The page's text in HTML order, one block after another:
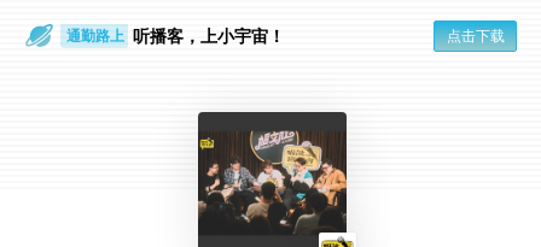
通勤路上 听播客，上小宇宙！ 点击下载